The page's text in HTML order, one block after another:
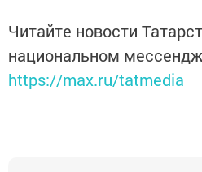
Читайте новости
национальном
https://max.ru/tatmedia